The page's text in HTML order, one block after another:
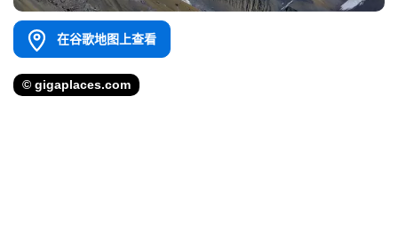
在谷歌地图上查看
© gigaplaces.com